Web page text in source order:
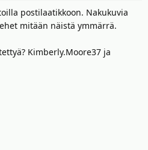
postilaatikkoon. Nakukuvia
mitään näistä ymmärrä.
Kimberly.Moore37 ja